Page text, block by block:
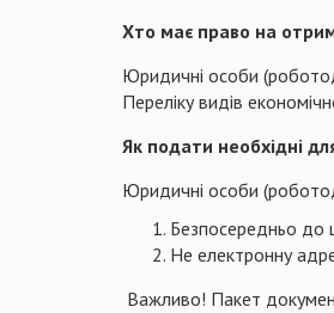
Хто має право на
Юридичні особи
Переліку видів
Як подати необхідні
Юридичні особи
Безпосередньо до
Не електронну
Важливо! Пакет